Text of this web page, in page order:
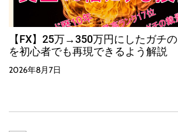
【FX】25万→350万円にしたガチ
を初心者でも再現できるよう解説
2026年8月7日